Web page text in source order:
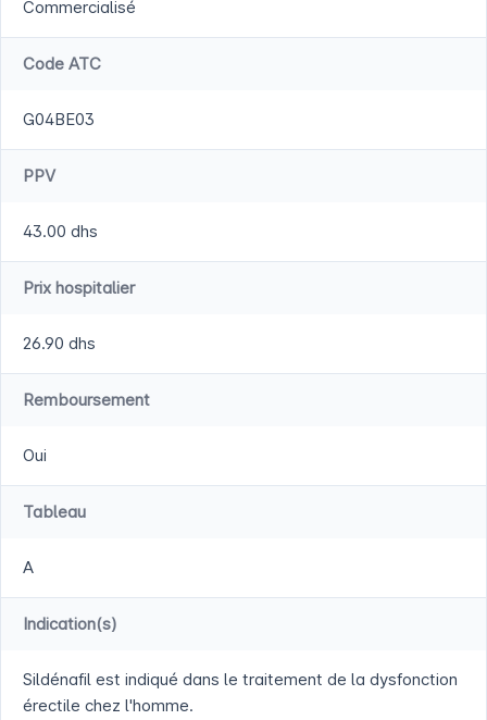
Commercialisé
Code ATC
G04BE03
PPV
43.00 dhs
Prix hospitalier
26.90 dhs
Remboursement
Oui
Tableau
A
Indication(s)
Sildénafil est indiqué dans le traitement de la dysfonction
érectile chez l'homme.